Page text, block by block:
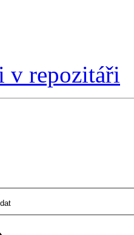
v repozitáři